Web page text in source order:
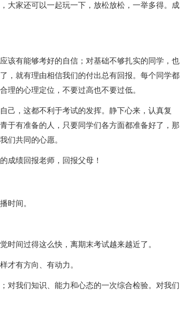
大家还可以一起玩一下，放松放松，一举多得。成
该有能够考好的自信；对基础不够扎实的同学，也
，就有理由相信我们的付出总有回报。每个同学都
理的心理定位，不要过高也不要过低。
己，这都不利于考试的发挥。静下心来，认真复
于有准备的人，只要同学们各方面都准备好了，那
们共同的心愿。
成绩回报老师，回报父母！
时间。
时间过得这么快，离期末考试越来越近了。
才有方向、有动力。
对我们知识、能力和心态的一次综合检验。对我们